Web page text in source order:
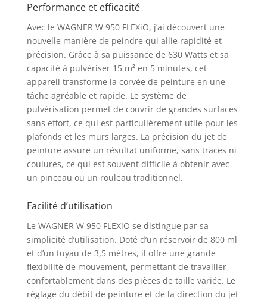
produits à base d'eau
projets de moyenne à
très grande envergure
Technologie FLEXiO :
Application avec un
haut pouvoir couvrant
de tous les produits
conventionnels
vendus, également les
non dilués en
seulement une étape
de travail Travail sans
effort sur les murs et
plafonds élevés et
lance de pulvérisation
pratique Aspiration
directement dans le
seau de produit – Plus
besoin de transvaser
ni de remplir.
Performance et efficacité
Avec le WAGNER W 950 FLEXiO, j’ai découvert une
nouvelle manière de peindre qui allie rapidité et
précision. Grâce à sa puissance de 630 Watts et sa
capacité à pulvériser 15 m² en 5 minutes, cet
appareil transforme la corvée de peinture en une
tâche agréable et rapide. Le système de
pulvérisation permet de couvrir de grandes surfaces
sans effort, ce qui est particulièrement utile pour les
plafonds et les murs larges. La précision du jet de
peinture assure un résultat uniforme, sans traces ni
coulures, ce qui est souvent difficile à obtenir avec
un pinceau ou un rouleau traditionnel.
Facilité d’utilisation
Le WAGNER W 950 FLEXiO se distingue par sa
simplicité d’utilisation. Doté d’un réservoir de 800 ml
et d’un tuyau de 3,5 mètres, il offre une grande
flexibilité de mouvement, permettant de travailler
confortablement dans des pièces de taille variée. Le
réglage du débit de peinture et de la direction du jet